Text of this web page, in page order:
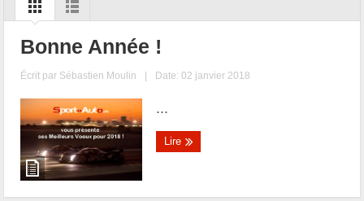
Bonne Année !
Écrit par Sébastien Moulin | Date: 02 janvier 2018
...
Lire